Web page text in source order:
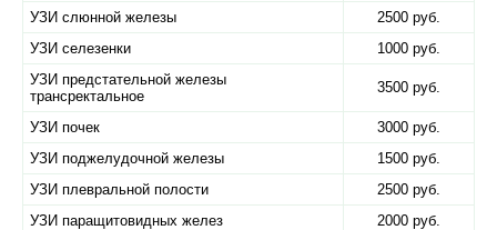
УЗИ слюнной железы
2500 руб.
УЗИ селезенки
1000 руб.
УЗИ предстательной железы
трансректальное
3500 руб.
УЗИ почек
3000 руб.
УЗИ поджелудочной железы
1500 руб.
УЗИ плевральной полости
2500 руб.
УЗИ паращитовидных желез
2000 руб.